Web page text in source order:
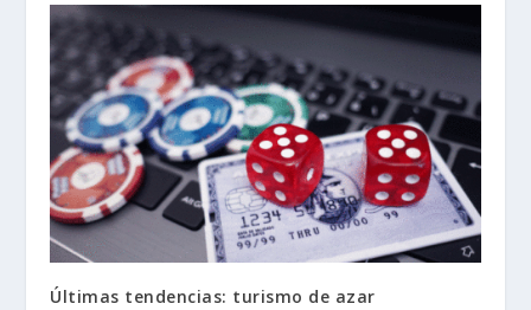
Últimas tendencias: turismo de azar